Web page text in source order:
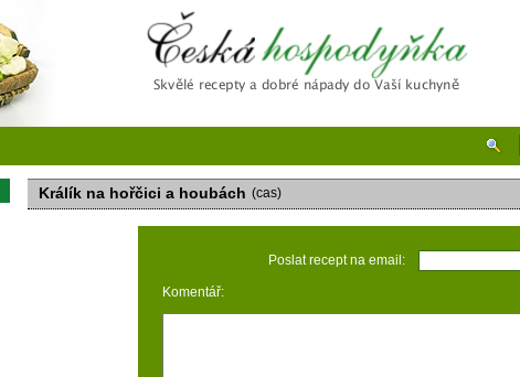
Česká hospodyňka
Králík na hořčici a houbách (cas)
Poslat recept na email:
Komentář: